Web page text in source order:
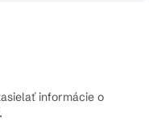
informácie o